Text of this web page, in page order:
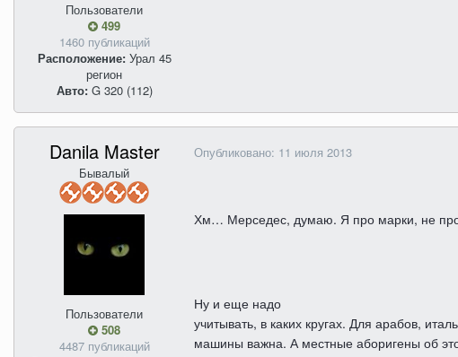
Пользователи
499
1460 публикаций
Расположение:Урал 45
регион
Авто:G 320 (112)
Danila Master
Бывалый
Пользователи
508
4487 публикаций
Опубликовано: 11 июля 2013
Хм… Мерседес, думаю. Я про марки, не
Ну и еще надо
учитывать, в каких кругах. Для арабов,
машины важна. А местные аборигены об